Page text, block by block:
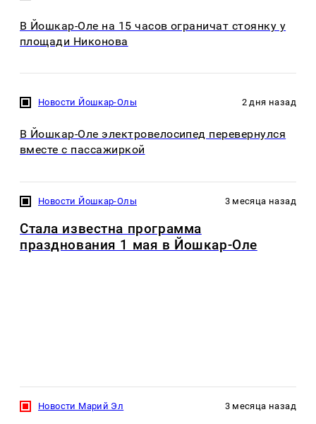
В Йошкар-Оле на 15 часов ограничат стоянку у
площади Никонова
Новости Йошкар-Олы 2 дня назад
В Йошкар-Оле электровелосипед перевернулся
вместе с пассажиркой
Новости Йошкар-Олы 3 месяца назад
Стала известна программа
празднования 1 мая в Йошкар-Оле
Новости Марий Эл 3 месяца назад